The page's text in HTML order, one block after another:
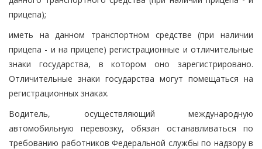
прицепа);
иметь на данном транспортном средстве (при наличии
прицепа - и на прицепе) регистрационные и отличительные
знаки государства, в котором оно зарегистрировано.
Отличительные знаки государства могут помещаться на
регистрационных знаках.
Водитель, осуществляющий международную
автомобильную перевозку, обязан останавливаться по
требованию работников Федеральной службы по надзору в